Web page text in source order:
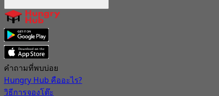
คำถามที่พบบ่อย
Hungry Hub คืออะไร?
วิธีการจองโต๊ะ